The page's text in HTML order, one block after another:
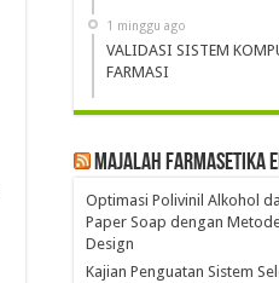
1 minggu ago
VALIDASI SISTEM
FARMASI
Majalah Farmasetika
Optimasi Polivinil Alkohol
Paper Soap dengan
Design
Kajian Penguatan Sistem